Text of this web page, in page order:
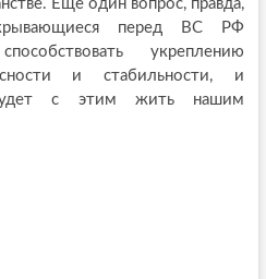
Еще один вопрос, правда,
перед ВС РФ
укреплению
и стабильности, и
с этим жить нашим